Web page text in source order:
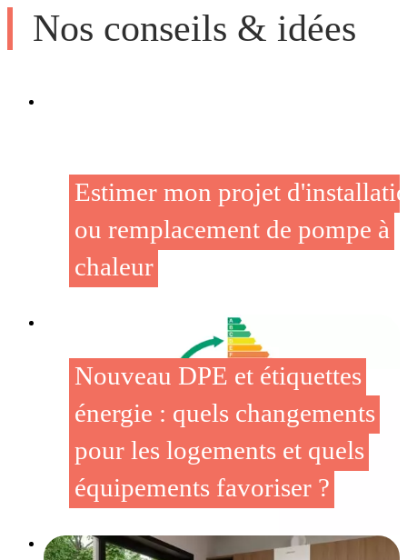
Nos conseils & idées
Estimer mon projet
ou remplacement de pompe à
chaleur
Nouveau DPE et étiquettes
énergie : quels changements
pour les logements et quels
équipements favoriser ?